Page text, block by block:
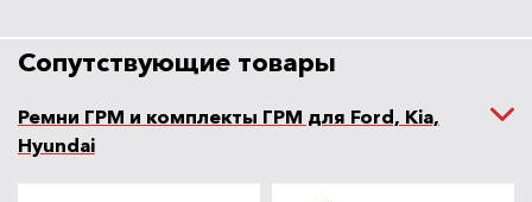
Сопутствующие товары
Ремни ГРМ и комплекты ГРМ для Ford, Kia,
Hyundai